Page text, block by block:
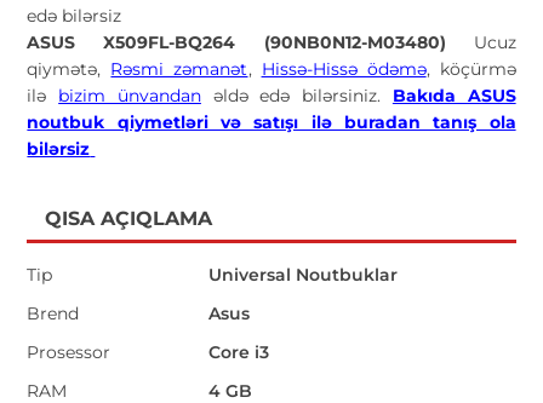
edə bilərsiz
ASUS X509FL-BQ264 (90NB0N12-M03480) Ucuz
qiymətə, Rəsmi zəmanət, Hissə-Hissə ödəmə, köçürmə
ilə bizim ünvandanəldə edə bilərsiniz. Bakıda ASUS
noutbuk qiymetləri və satışı ilə buradan tanış ola
bilərsiz
QISA AÇIQLAMA
Tip
Universal Noutbuklar
Brend
Asus
Prosessor
Core i3
RAM
4 GB